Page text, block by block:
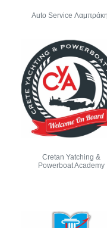
Auto Service
Cretan Yatching &
Powerboat Academy